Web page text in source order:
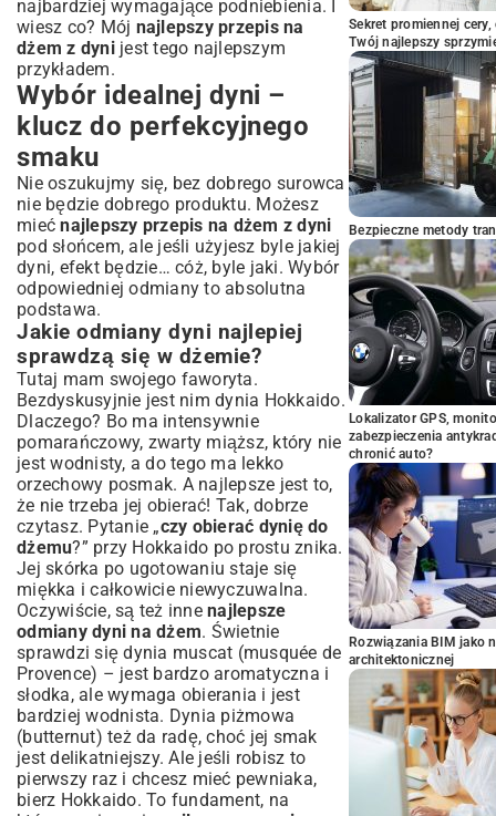
najbardziej wymagające podniebienia. I
wiesz co? Mój najlepszy przepis na
dżem z dynijest tego najlepszym
przykładem.
Wybór idealnej dyni –
klucz do perfekcyjnego
smaku
Nie oszukujmy się, bez dobrego surowca
nie będzie dobrego produktu. Możesz
miećnajlepszy przepis na dżem z dyni
pod słońcem, ale jeśli użyjesz byle jakiej
dyni, efekt będzie… cóż, byle jaki. Wybór
odpowiedniej odmiany to absolutna
podstawa.
Jakie odmiany dyni najlepiej
sprawdzą się w dżemie?
Tutaj mam swojego faworyta.
Bezdyskusyjnie jest nim dynia Hokkaido.
Dlaczego? Bo ma intensywnie
pomarańczowy, zwarty miąższ, który nie
jest wodnisty, a do tego ma lekko
orzechowy posmak. A najlepsze jest to,
że nie trzeba jej obierać! Tak, dobrze
czytasz. Pytanie „czy obierać dynię do
dżemu?” przy Hokkaido po prostu znika.
Jej skórka po ugotowaniu staje się
miękka i całkowicie niewyczuwalna.
Oczywiście, są też inne najlepsze
odmiany dyni na dżem. Świetnie
sprawdzi się dynia muscat (musquée de
Provence) – jest bardzo aromatyczna i
słodka, ale wymaga obierania i jest
bardziej wodnista. Dynia piżmowa
(butternut) też da radę, choć jej smak
jest delikatniejszy. Ale jeśli robisz to
pierwszy raz i chcesz mieć pewniaka,
bierz Hokkaido. To fundament, na
Sekret promiennej
Twój najlepszy
Bezpieczne metody
Lokalizator GPS,
zabezpieczenia
chronić auto?
Rozwiązania BIM jako
architektonicznej